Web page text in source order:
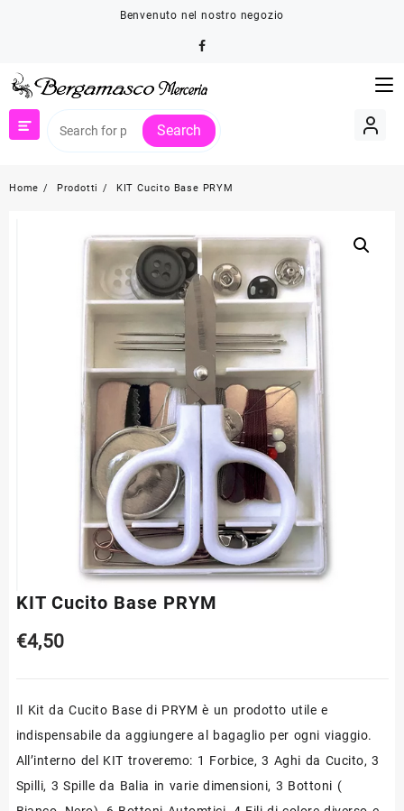
Benvenuto nel nostro negozio
Search
Home Prodotti KIT Cucito Base PRYM
KIT Cucito Base PRYM
€4,50
Il Kit da Cucito Base di PRYM è un prodotto utile e
indispensabile da aggiungere al bagaglio per ogni viaggio.
All’interno del KIT troveremo: 1 Forbice, 3 Aghi da Cucito, 3
Spilli, 3 Spille da Balia in varie dimensioni, 3 Bottoni (